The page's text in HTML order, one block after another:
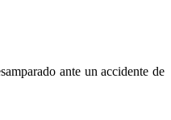
ante un accidente de